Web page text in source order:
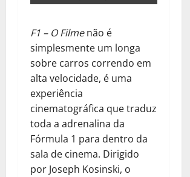
F1 – O Filmenão é
simplesmente um longa
sobre carros correndo em
alta velocidade, é uma
experiência
cinematográfica que traduz
toda a adrenalina da
Fórmula 1 para dentro da
sala de cinema. Dirigido
por Joseph Kosinski, o